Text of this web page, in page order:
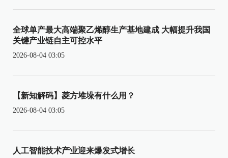
全球单产最大高端聚乙烯醇生产基地建成 大幅提升我国
关键产业链自主可控水平
2026-08-04 03:05
【新知解码】菱方堆垛有什么用？
2026-08-04 03:05
人工智能技术产业迎来爆发式增长